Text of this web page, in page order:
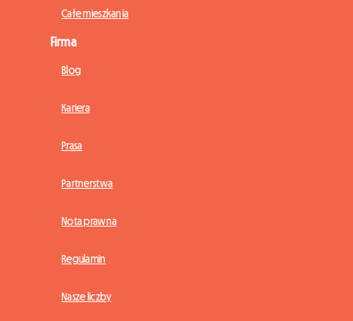
Całe mieszkania
Firma
Blog
Kariera
Prasa
Partnerstwa
Nota prawna
Regulamin
Nasze liczby